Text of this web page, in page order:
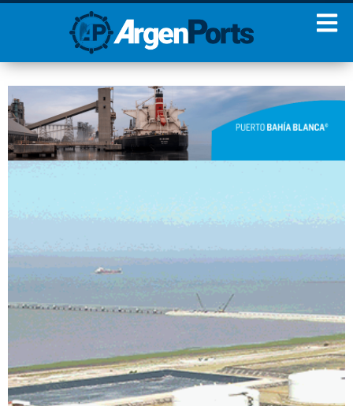
¡Sumate a nuestro
Newsletter!
Nombre Apellidos